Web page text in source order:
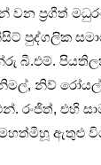
වන ප්‍රගීත්
පුද්ගලික
බී.එම්.
නිව් රෝයල්
රංජිත්, එහි
ඇතුළු